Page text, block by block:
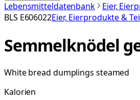
Lebensmitteldatenbank Eier,
BLS E606022Eier, Eierprodukte &
Semmelknödel
White bread dumplings steamed
Kalorien